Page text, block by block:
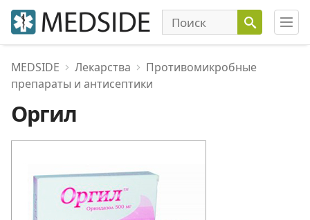
MEDSIDE Лекарства
Противомикробные
препараты и антисептики
Оргил